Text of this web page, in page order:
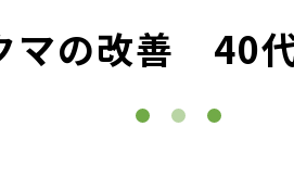
マの改善 40